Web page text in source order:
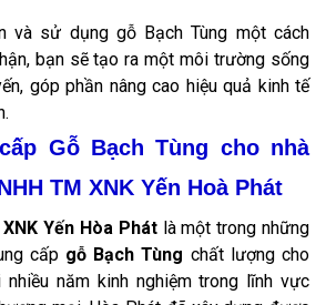
và sử dụng gỗ Bạch Tùng một cách
bạn sẽ tạo ra một môi trường sống
góp phần nâng cao hiệu quả kinh tế
Gỗ Bạch Tùng cho nhà
TM XNK Yến Hoà Phát
Yến Hòa Phátlà một trong những
cấpgỗ Bạch Tùng chất lượng cho
nhiều năm kinh nghiệm trong lĩnh vực